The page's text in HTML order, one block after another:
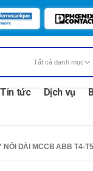
Tin tức Dịch vụ
NỐI DÀI MCCB ABB T4-